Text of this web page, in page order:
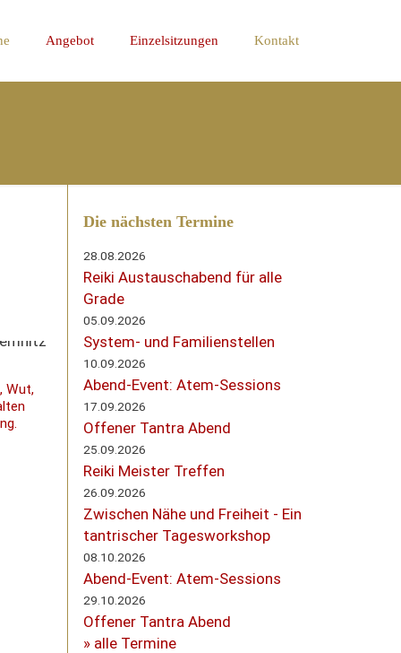
Angebot Einzelsitzungen Kontakt
Wut,
Die nächsten Termine
28.08.2026
Reiki Austauschabend für alle
Grade
05.09.2026
System- und Familienstellen
10.09.2026
Abend-Event: Atem-Sessions
17.09.2026
Offener Tantra Abend
25.09.2026
Reiki Meister Treffen
26.09.2026
Zwischen Nähe und Freiheit - Ein
tantrischer Tagesworkshop
08.10.2026
Abend-Event: Atem-Sessions
29.10.2026
Offener Tantra Abend
» alle Termine